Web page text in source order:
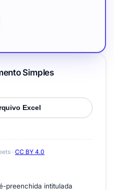
Simples
Excel
· CC BY 4.0
preenchida intitulada